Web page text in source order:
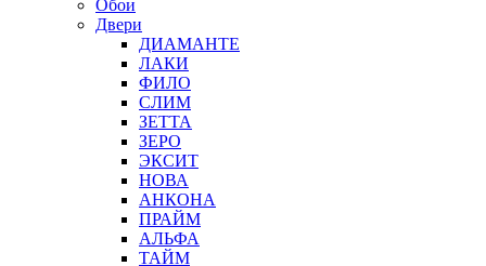
Обои
Двери
ДИАМАНТЕ
ЛАКИ
ФИЛО
СЛИМ
ЗЕТТА
ЗЕРО
ЭКСИТ
НОВА
АНКОНА
ПРАЙМ
АЛЬФА
ТАЙМ